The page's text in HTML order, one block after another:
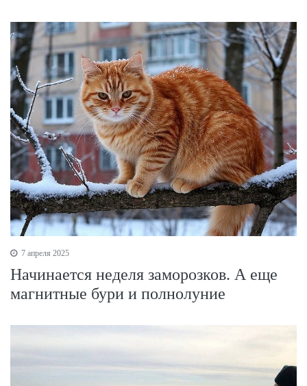
7 апреля 2025
Начинается неделя заморозков. А еще
магнитные бури и полнолуние